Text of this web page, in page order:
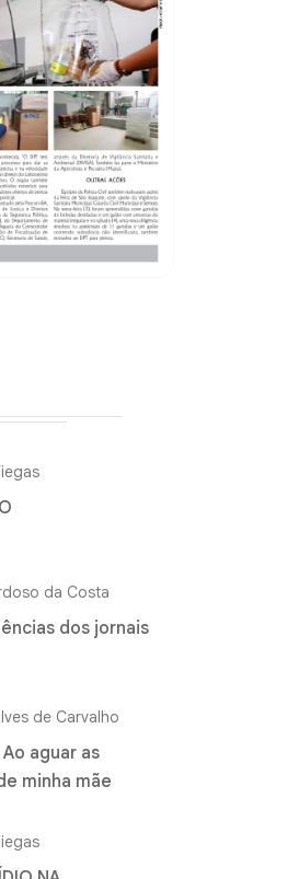
da Costa
dos jornais
de Carvalho
aguar as
minha mãe